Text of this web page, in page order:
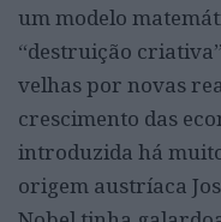
um modelo
“destruição
velhas por novas
crescimento das
introduzida há
origem austríaca